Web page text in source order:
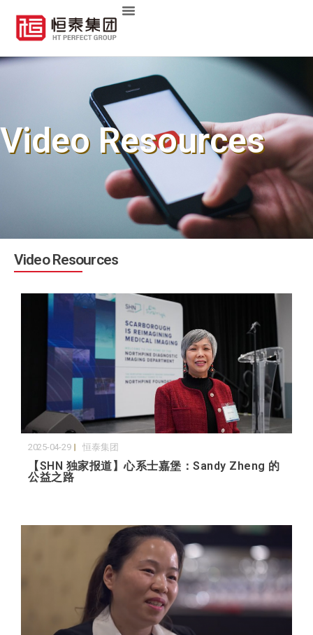
Video Resources
Video Resources
2025-04-29 恒泰集团
【SHN 独家报道】心系士嘉堡：Sandy Zheng 的
公益之路